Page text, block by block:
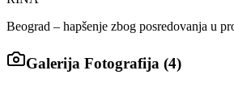
Beograd – hapšenje zbog posredovanja u
Galerija Fotografija (4)